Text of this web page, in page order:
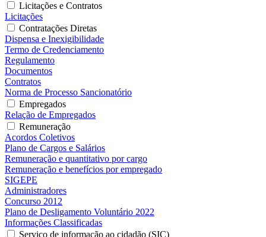
Licitações e Contratos
Licitações
Contratações Diretas
Dispensa e Inexigibilidade
Termo de Credenciamento
Regulamento
Documentos
Contratos
Norma de Processo Sancionatório
Empregados
Relação de Empregados
Remuneração
Acordos Coletivos
Plano de Cargos e Salários
Remuneração e quantitativo por cargo
Remuneração e benefícios por empregado
SIGEPE
Administradores
Concurso 2012
Plano de Desligamento Voluntário 2022
Informações Classificadas
Serviço de informação ao cidadão (SIC)